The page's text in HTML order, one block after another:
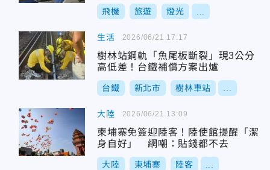
飛機 旅遊 燈光
生活
樹林站鋼軌「魚尾板斷裂」現3公分
高低差！台鐵補償方案出爐
台鐵 新北市 樹林車站
2026/06/21 17:17
大陸
柬埔寨免簽迎陸客！陸使館提醒「潔
身自好」 網嘲：貼錢都不去
大陸 柬埔寨 陸客
2026/06/21 13:09